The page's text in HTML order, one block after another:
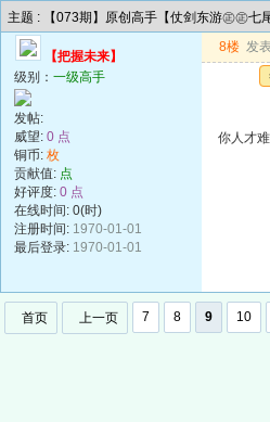
主题 : 【073期】原创高手【仗剑东游㊣㊣七
【把握未来】
级别： 一级高手
发帖:
威望: 0 点
铜币: 枚
贡献值: 点
好评度: 0 点
在线时间: 0(时)
注册时间: 1970-01-01
最后登录: 1970-01-01
8楼 发
你人才
首页 上一页 7 8 9 10